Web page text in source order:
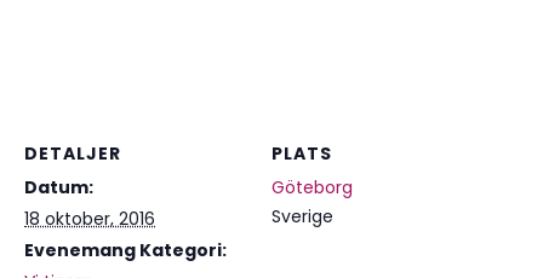
DETALJER
Datum:
18 oktober, 2016
Evenemang Kategori:
PLATS
Göteborg
Sverige